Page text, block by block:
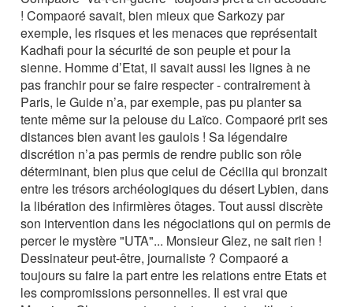
! Compaoré savait, bien mieux que Sarkozy par
exemple, les risques et les menaces que représentait
Kadhafi pour la sécurité de son peuple et pour la
sienne. Homme d’Etat, il savait aussi les lignes à ne
pas franchir pour se faire respecter - contrairement à
Paris, le Guide n’a, par exemple, pas pu planter sa
tente même sur la pelouse du Laïco. Compaoré prit ses
distances bien avant les gaulois ! Sa légendaire
discrétion n’a pas permis de rendre public son rôle
déterminant, bien plus que celui de Cécilia qui bronzait
entre les trésors archéologiques du désert Lybien, dans
la libération des infirmières ôtages. Tout aussi discrète
son intervention dans les négociations qui on permis de
percer le mystère "UTA"... Monsieur Glez, ne sait rien !
Dessinateur peut-être, journaliste ? Compaoré a
toujours su faire la part entre les relations entre Etats et
les compromissions personnelles. Il est vrai que